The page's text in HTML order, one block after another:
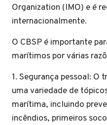
Organization (IMO) e é
internacionalmente.
O CBSP é importante
marítimos por várias
1. Segurança pessoal: O
uma variedade de
marítima, incluindo
incêndios, primeiros